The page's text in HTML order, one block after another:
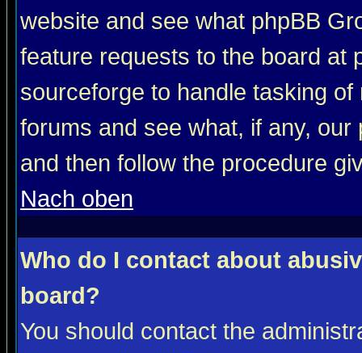
website and see what phpBB
feature requests to the board at
sourceforge to handle tasking
forums and see what, if any,
and then follow the procedure
Nach oben
Who do I contact about
board?
You should contact the